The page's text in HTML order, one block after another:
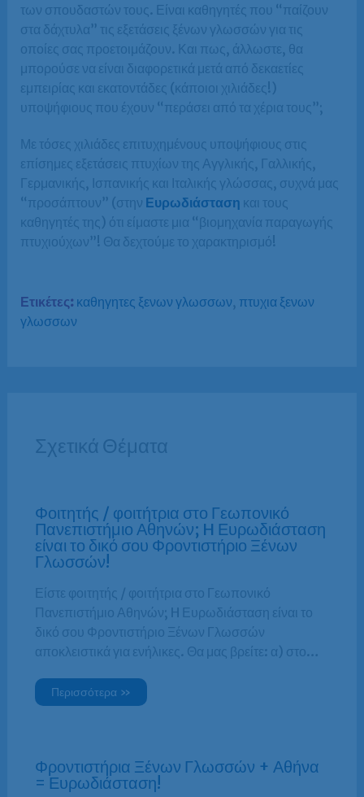
των σπουδαστών τους. Είναι καθηγητές που “παίζουν
στα δάχτυλα” τις εξετάσεις ξένων γλωσσών για τις
οποίες σας προετοιμάζουν. Και πως, άλλωστε, θα
μπορούσε να είναι διαφορετικά μετά από δεκαετίες
εμπειρίας και εκατοντάδες (κάποιοι χιλιάδες!)
υποψήφιους που έχουν “περάσει από τα χέρια τους”;
Με τόσες χιλιάδες επιτυχημένους υποψήφιους στις
επίσημες εξετάσεις πτυχίων της Αγγλικής, Γαλλικής,
Γερμανικής, Ισπανικής και Ιταλικής γλώσσας, συχνά μας
“προσάπτουν” (στην Ευρωδιάσταση και τους
καθηγητές της) ότι είμαστε μια “βιομηχανία παραγωγής
πτυχιούχων”! Θα δεχτούμε το χαρακτηρισμό!
Ετικέτες: καθηγητες ξενων γλωσσων πτυχια ξενων
γλωσσων
Σχετικά Θέματα
Φοιτητής / φοιτήτρια στο Γεωπονικό
Πανεπιστήμιο Αθηνών; H Ευρωδιάσταση
είναι το δικό σου Φροντιστήριο Ξένων
Γλωσσών!
Είστε φοιτητής / φοιτήτρια στο Γεωπονικό
Πανεπιστήμιο Αθηνών; H Ευρωδιάσταση είναι το
δικό σου Φροντιστήριο Ξένων Γλωσσών
αποκλειστικά για ενήλικες. Θα μας βρείτε: α) στο…
Περισσότερα »
Φροντιστήρια Ξένων Γλωσσών + Αθήνα
= Ευρωδιάσταση!